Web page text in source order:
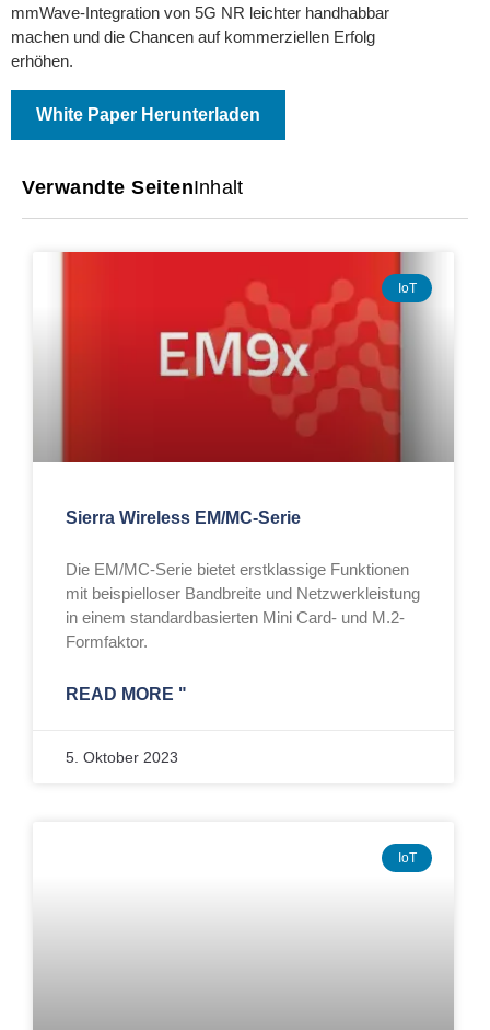
mmWave-Integration von 5G NR leichter handhabbar
machen und die Chancen auf kommerziellen Erfolg
erhöhen.
White Paper Herunterladen
Verwandte SeitenInhalt
IoT
Sierra Wireless EM/MC-Serie
Die EM/MC-Serie bietet erstklassige Funktionen
mit beispielloser Bandbreite und Netzwerkleistung
in einem standardbasierten Mini Card- und M.2-
Formfaktor.
READ MORE "
5. Oktober 2023
IoT